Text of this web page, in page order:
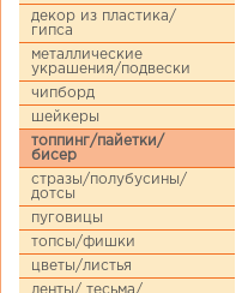
декор из пластика/
гипса
металлические
украшения/подвески
чипборд
шейкеры
топпинг/пайетки/
бисер
стразы/полубусины/
дотсы
пуговицы
топсы/фишки
цветы/листья
ленты/ тесьма/